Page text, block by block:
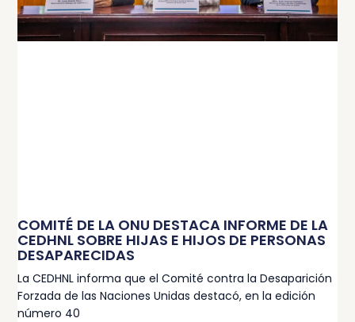
COMITÉ DE LA ONU DESTACA INFORME DE LA
CEDHNL SOBRE HIJAS E HIJOS DE PERSONAS
DESAPARECIDAS
La CEDHNL informa que el Comité contra la Desaparición
Forzada de las Naciones Unidas destacó, en la edición
número 40